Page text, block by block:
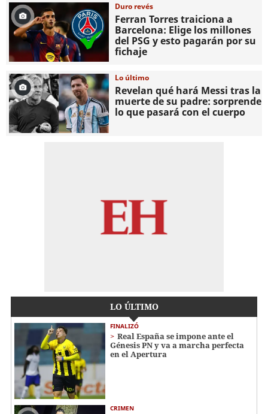
Duro revés
Ferran Torres traiciona a
Barcelona: Elige los millones
del PSG y esto pagarán por su
fichaje
Lo último
Revelan qué hará Messi tras la
muerte de su padre: sorprende
lo que pasará con el cuerpo
LO ÚLTIMO
FINALIZÓ
Real España se impone ante el
Génesis PN y va a marcha perfecta
en el Apertura
CRIMEN